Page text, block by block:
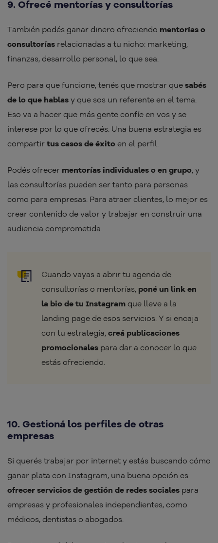
9. Ofrecé mentorías y consultorías
También podés ganar dinero ofreciendo mentorías o
consultorías relacionadas a tu nicho: marketing,
finanzas, desarrollo personal, lo que sea.
Pero para que funcione, tenés que mostrar que sabés
de lo que hablas y que sos un referente en el tema.
Eso va a hacer que más gente confíe en vos y se
interese por lo que ofrecés. Una buena estrategia es
compartir tus casos de éxito en el perfil.
Podés ofrecer mentorías individuales o en grupo, y
las consultorías pueden ser tanto para personas
como para empresas. Para atraer clientes, lo mejor es
crear contenido de valor y trabajar en construir una
audiencia comprometida.
Cuando vayas a abrir tu agenda de
consultorías o mentorías, poné un link en
la bio de tu Instagram que lleve a la
landing page de esos servicios. Y si encaja
con tu estrategia, creá publicaciones
promocionales para dar a conocer lo que
estás ofreciendo.
10. Gestioná los perfiles de otras
empresas
Si querés trabajar por internet y estás buscando cómo
ganar plata con Instagram, una buena opción es
ofrecer servicios de gestión de redes sociales para
empresas y profesionales independientes, como
médicos, dentistas o abogados.